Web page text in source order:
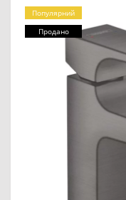
Популярний
Продано